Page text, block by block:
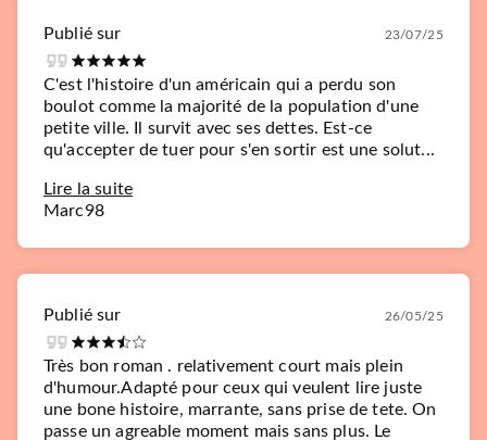
Publié sur 23/07/25
C'est l'histoire d'un américain qui a perdu son
boulot comme la majorité de la population d'une
petite ville. Il survit avec ses dettes. Est-ce
qu'accepter de tuer pour s'en sortir est une solut...
Lire la suite
Marc98
Publié sur 26/05/25
Très bon roman . relativement court mais plein
d'humour.Adapté pour ceux qui veulent lire juste
une bone histoire, marrante, sans prise de tete. On
passe un agreable moment mais sans plus. Le